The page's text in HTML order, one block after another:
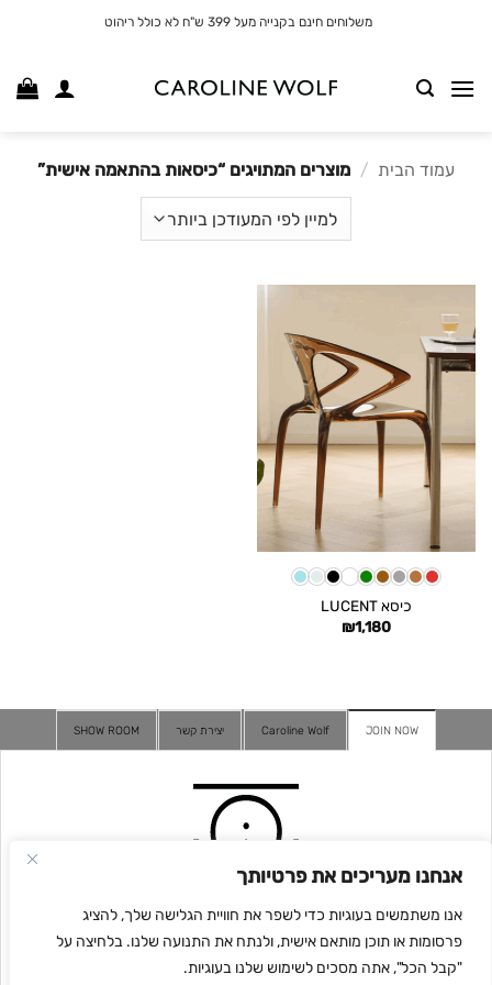
אנחנו מעריכים את פרטיותך
אנו משתמשים בעוגיות כדי לשפר את חוויית הגלישה שלך, להציג
פרסומות או תוכן מותאם אישית, ולנתח את התנועה שלנו. בלחיצה על
"קבל הכל", אתה מסכים לשימוש שלנו בעוגיות.
משלוחים חינם בקנייה מעל 399 ש"ח לא כולל ריהוט
עמוד הבית / מוצרים המתויגים “כיסאות בהתאמה אישית”
כיסא LUCENT
₪1,180
JOIN NOW
Caroline Wolf יצירת קשר SHOW ROOM